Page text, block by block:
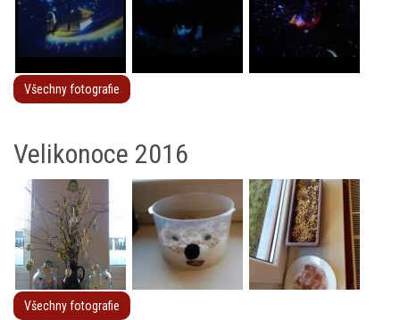
Všechny fotografie
Velikonoce 2016
Všechny fotografie